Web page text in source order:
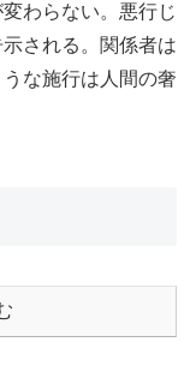
わらない。悪行じ
される。関係者は
な施行は人間の奢